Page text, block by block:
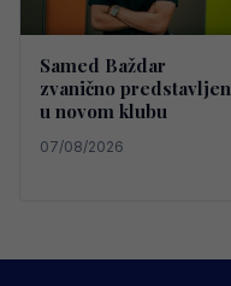
Samed Baždar
zvanično predstavljen
u novom klubu
07/08/2026